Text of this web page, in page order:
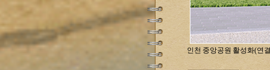
인천 중앙공원 활성화(연